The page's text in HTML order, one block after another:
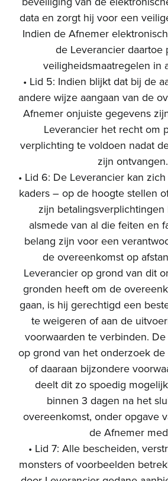
data en zorgt hij voor een
Indien de Afnemer
de Leverancier daartoe
veiligheidsmaatregelen in
• Lid 5: Indien blijkt dat bij de
andere wijze aangaan van de
Afnemer onjuiste gegevens
Leverancier het recht om
verplichting te voldoen nadat
zijn ontvangen.
• Lid 6: De Leverancier kan
kaders – op de hoogte stellen
zijn betalingsverplichtingen
alsmede van al die feiten en
belang zijn voor een
de overeenkomst op
Leverancier op grond van dit
gronden heeft om de
gaan, is hij gerechtigd een
te weigeren of aan de
voorwaarden te verbinden.
op grond van het onderzoek
of daaraan bijzondere
deelt dit zo spoedig
binnen 3 dagen na het
overeenkomst, onder opgave
de Afnemer
• Lid 7: Alle bescheiden,
monsters of voorbeelden